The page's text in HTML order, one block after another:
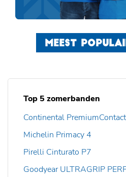
MEEST
Top 5 zomerbanden
Continental
Michelin Primacy 4
Pirelli Cinturato P7
Goodyear ULTRAGRIP